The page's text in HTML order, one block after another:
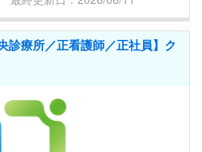
診療所／正看護師／正社員】ク